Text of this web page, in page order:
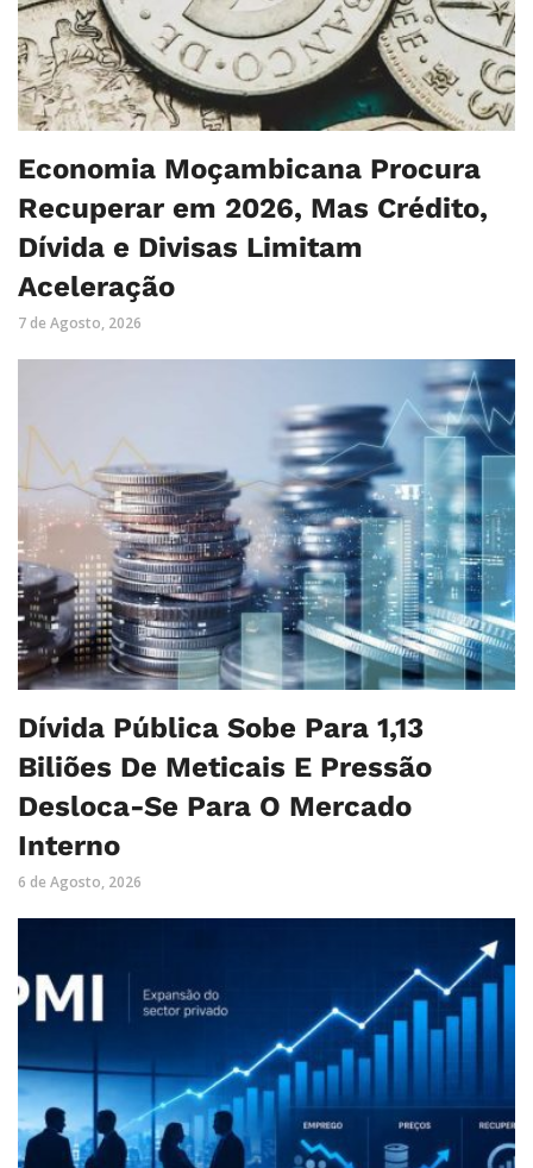
Economia Moçambicana Procura
Recuperar em 2026, Mas Crédito,
Dívida e Divisas Limitam
Aceleração
7 de Agosto, 2026
Dívida Pública Sobe Para 1,13
Biliões De Meticais E Pressão
Desloca-Se Para O Mercado
Interno
6 de Agosto, 2026